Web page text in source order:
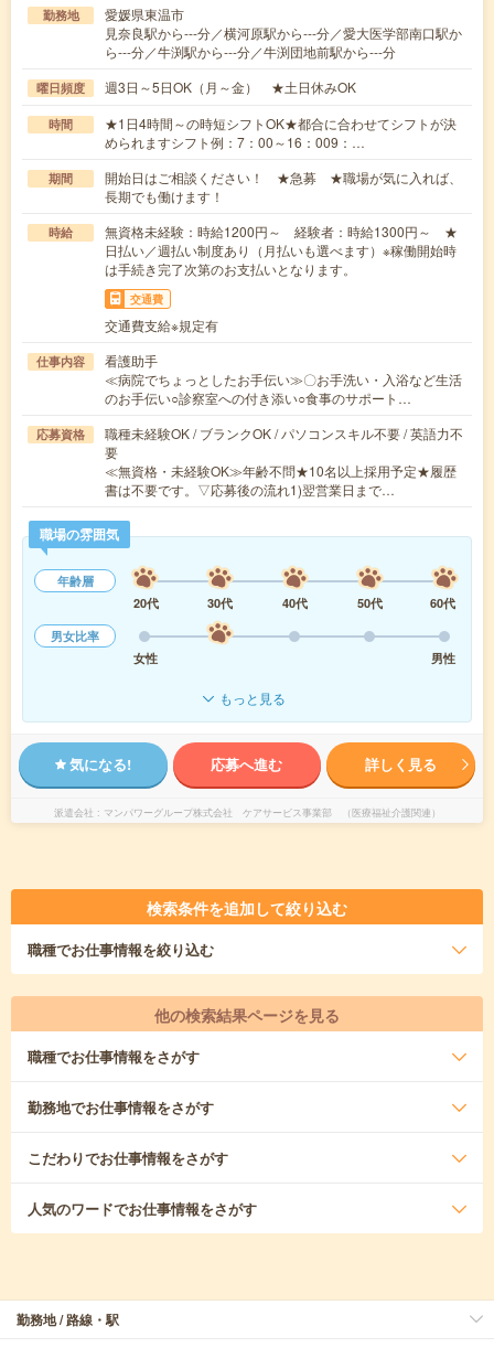
勤務地
愛媛県東温市
見奈良駅から---分／横河原駅から---分／愛大医学部南口駅か
ら---分／牛渕駅から---分／牛渕団地前駅から---分
曜日頻度 週3日～5日OK（月～金） ★土日休みOK
時間
★1日4時間～の時短シフトOK★都合に合わせてシフトが決
められますシフト例：7：00～16：009：…
期間
開始日はご相談ください！ ★急募 ★職場が気に入れば、
長期でも働けます！
時給
無資格未経験：時給1200円～ 経験者：時給1300円～ ★
日払い／週払い制度あり（月払いも選べます）※稼働開始時
は手続き完了次第のお支払いとなります。
交通費
交通費支給※規定有
仕事内容
看護助手
≪病院でちょっとしたお手伝い≫〇お手洗い・入浴など生活
のお手伝い○診察室への付き添い○食事のサポート…
応募資格
職種未経験OK / ブランクOK / パソコンスキル不要 / 英語力不
要
≪無資格・未経験OK≫年齢不問★10名以上採用予定★履歴
書は不要です。▽応募後の流れ1)翌営業日まで…
職場の雰囲気
年齢層
20代
30代 40代 50代
60代
男女比率
女性
男性
もっと見る
気になる! 応募へ進む 詳しく見る
派遣会社 マンパワーグループ株式会社 ケアサービス事業部 （医療福祉介護関連）
検索条件を追加して絞り込む
職種でお仕事情報を絞り込む
他の検索結果ページを見る
職種でお仕事情報をさがす
勤務地でお仕事情報をさがす
こだわりでお仕事情報をさがす
人気のワードでお仕事情報をさがす
勤務地 / 路線・駅